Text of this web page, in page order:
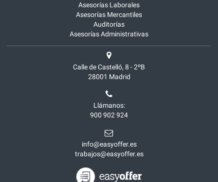
Asesorías Laborales
Asesorías Mercantiles
Auditorías
Asesorías Administrativas
Calle de Castelló, 8 - 2ºB
28001 Madrid
Llámanos:
900 902 924
info@easyoffer.es
trabajos@easyoffer.es